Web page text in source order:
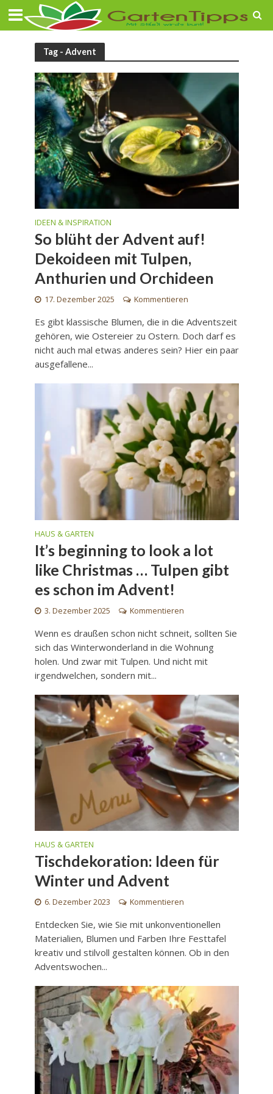
Tag - Advent
IDEEN & INSPIRATION
So blüht der Advent auf!
Dekoideen mit Tulpen,
Anthurien und Orchideen
17. Dezember 2025 Kommentieren
Es gibt klassische Blumen, die in die Adventszeit
gehören, wie Ostereier zu Ostern. Doch darf es
nicht auch mal etwas anderes sein? Hier ein paar
ausgefallene...
HAUS & GARTEN
It’s beginning to look a lot
like Christmas … Tulpen gibt
es schon im Advent!
3. Dezember 2025 Kommentieren
Wenn es draußen schon nicht schneit, sollten Sie
sich das Winterwonderland in die Wohnung
holen. Und zwar mit Tulpen. Und nicht mit
irgendwelchen, sondern mit...
HAUS & GARTEN
Tischdekoration: Ideen für
Winter und Advent
6. Dezember 2023 Kommentieren
Entdecken Sie, wie Sie mit unkonventionellen
Materialien, Blumen und Farben Ihre Festtafel
kreativ und stilvoll gestalten können. Ob in den
Adventswochen...